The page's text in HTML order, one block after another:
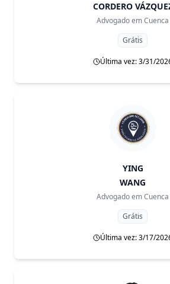
CORDERO
Advogado emCuenca
Grátis
Última vez: 3/31/
YING
WANG
Advogado emCuenca
Grátis
Última vez: 3/17/